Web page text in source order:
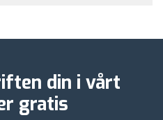
din i vårt
gratis